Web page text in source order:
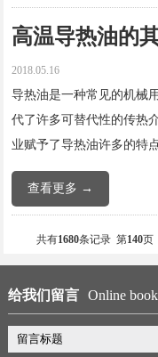
高温导热油的
2018.05.16
导热油是一种常见的机械
代了许多可替代性的传热
业赋予了导热油许多的特
查看更多 →
共有1680条记录 第140页
给我们留言 Online